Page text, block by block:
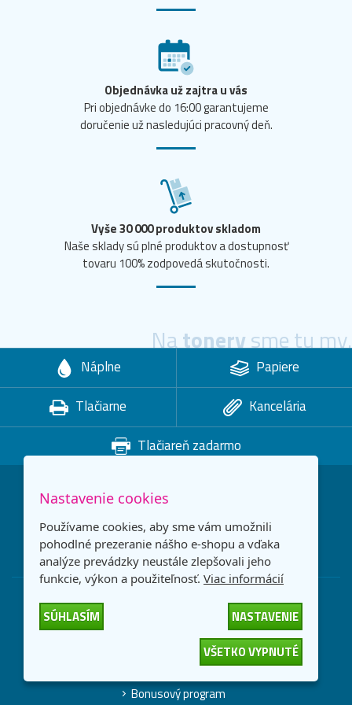
Objednávka už zajtra u vás
Pri objednávke do 16:00 garantujeme
doručenie už nasledujúci pracovný deň.
Vyše 30 000 produktov skladom
Naše sklady sú plné produktov a dostupnosť
tovaru 100% zodpovedá skutočnosti.
Natonerysme tu my.
Náplne
Papiere
Tlačiarne
Kancelária
Tlačiareň zadarmo
Zľavy na tonery a akcie ihneď na váš email:
CHCEM ZĽAVU
Všetko o nákupe
Spôsob doručenia a ceny
Výdajné miesta
Bonusový program
Nastavenie cookies
Používame cookies, aby sme vám umožnili
pohodlné prezeranie nášho e-shopu a vďaka
analýze prevádzky neustále zlepšovali jeho
funkcie, výkon a použiteľnosť. Viac informácií
SÚHLASÍM
NASTAVENIE
VŠETKO VYPNUTÉ